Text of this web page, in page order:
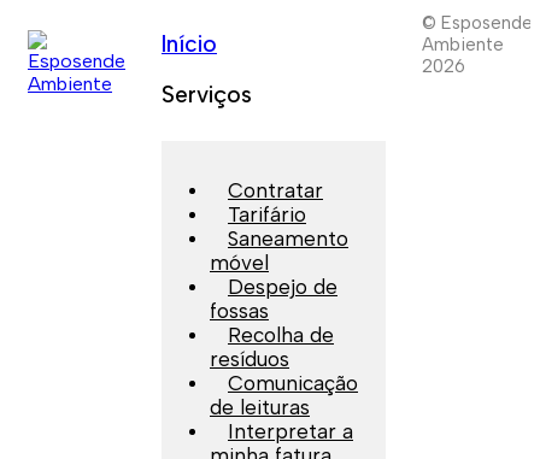
Início
Serviços
Contratar
Tarifário
Saneamento
móvel
Despejo de
fossas
Recolha de
resíduos
Comunicação
de leituras
Interpretar a
© Esposende
Ambiente
2026